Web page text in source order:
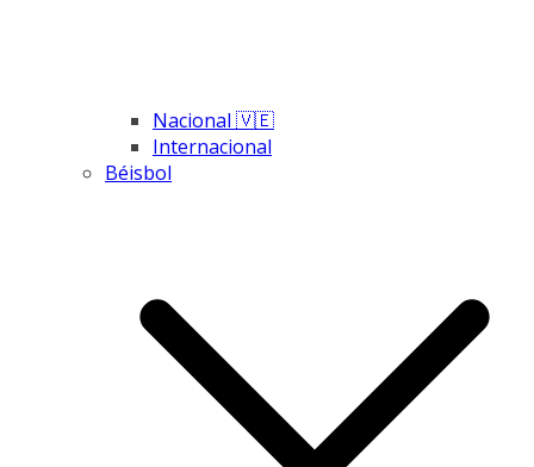
Nacional 🇻🇪
Internacional
Béisbol